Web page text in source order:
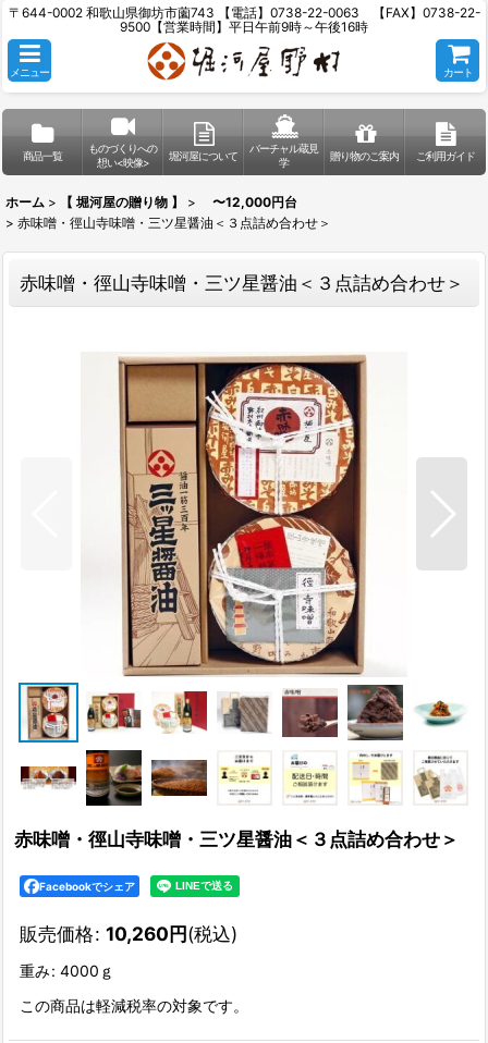
〒644-0002 和歌山県御坊市薗743 【電話】0738-22-0063 【FAX】0738-22-
9500【営業時間】平日午前9時～午後16時
メニュー カート
商品一覧
ものづくりへの
想い<映像>
堀河屋について
バーチャル蔵見
学
贈り物のご案内 ご利用ガイド
ホーム > 【 堀河屋の贈り物 】 >
〜12,000円台
> 赤味噌・徑山寺味噌・三ツ星醤油＜３点詰め合わせ＞
赤味噌・徑山寺味噌・三ツ星醤油＜３点詰め合わせ＞
赤味噌・徑山寺味噌・三ツ星醤油＜３点詰め合わせ＞
Facebookでシェア
販売価格: 10,260円(税込)
重み: 4000ｇ
この商品は軽減税率の対象です。